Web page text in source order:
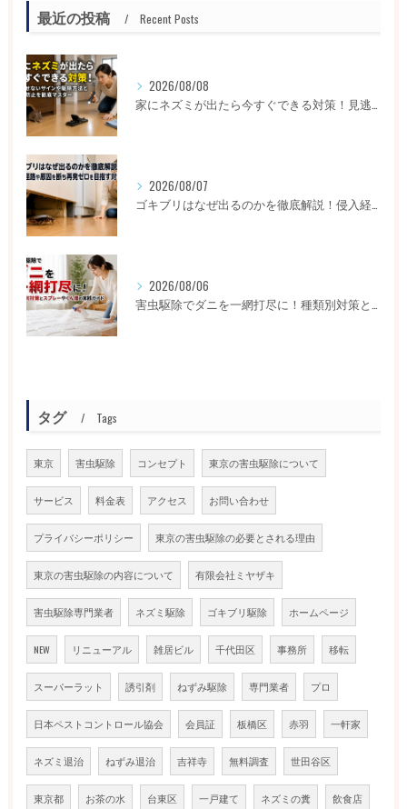
最近の投稿 Recent Posts
2026/08/08
家にネズミが出たら今すぐできる対策！見逃せないサインや駆除方法と再発防止を徹底マスター
2026/08/07
ゴキブリはなぜ出るのかを徹底解説！侵入経路や原因を断ち再発ゼロを目指す対策
2026/08/06
害虫駆除でダニを一網打尽に！種類別対策とスプレーやくん煙の実践ガイド
タグ Tags
東京 害虫駆除 コンセプト 東京の害虫駆除について
サービス 料金表 アクセス お問い合わせ
プライバシーポリシー 東京の害虫駆除の必要とされる理由
東京の害虫駆除の内容について 有限会社ミヤザキ
害虫駆除専門業者 ネズミ駆除 ゴキブリ駆除 ホームページ
NEW リニューアル 雑居ビル 千代田区 事務所 移転
スーパーラット 誘引剤 ねずみ駆除 専門業者 プロ
日本ペストコントロール協会 会員証 板橋区 赤羽 一軒家
ネズミ退治 ねずみ退治 吉祥寺 無料調査 世田谷区
東京都 お茶の水 台東区 一戸建て ネズミの糞 飲食店